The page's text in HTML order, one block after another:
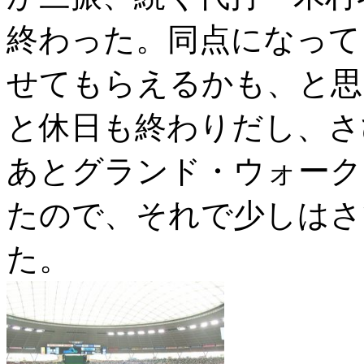
終わった。同点になっ
せてもらえるかも、と
と休日も終わりだし、
あとグランド・ウォー
たので、それで少しは
た。